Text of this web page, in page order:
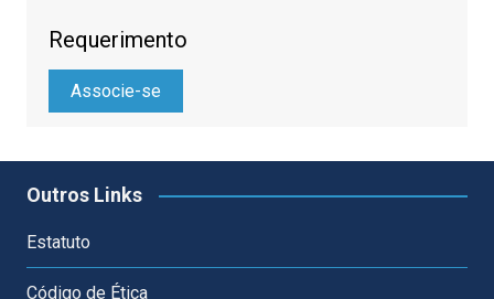
Requerimento
Associe-se
Outros Links
Estatuto
Código de Ética